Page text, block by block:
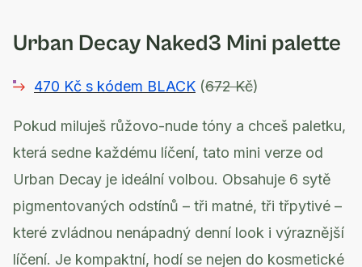
Urban Decay Naked3 Mini palette
470 Kč s kódem BLACK (672 Kč)
Pokud miluješ růžovo-nude tóny a chceš paletku,
která sedne každému líčení, tato mini verze od
Urban Decay je ideální volbou. Obsahuje 6 sytě
pigmentovaných odstínů – tři matné, tři třpytivé –
které zvládnou nenápadný denní look i výraznější
líčení. Je kompaktní, hodí se nejen do kosmetické